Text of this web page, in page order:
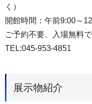
く）
開館時間：午前9:00～
ご予約不要、入場無料
TEL:045-953-4851
展示物紹介